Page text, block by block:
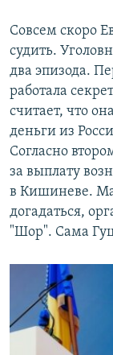
Совсем скоро
судить.
два эпизода.
работала
считает, что
деньги из
Согласно
за выплату
в Кишиневе.
догадаться,
"Шор". Сама